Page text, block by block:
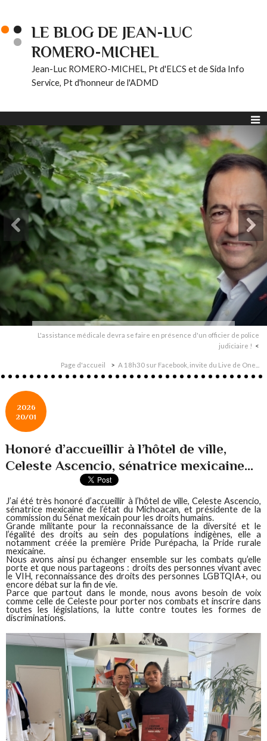
LE BLOG DE JEAN-LUC
ROMERO-MICHEL
Jean-Luc ROMERO-MICHEL, Pt d'ELCS et de Sida Info
Service, Pt d'honneur de l'ADMD
L'assistance médicale devra se faire en présence d'un officier de police
judiciaire !
Page d'accueil A 18h30 sur Facebook, invite du Live de One...
2026
20/01
Honoré d’accueillir à l’hôtel de ville,
Celeste Ascencio, sénatrice mexicaine...
J’ai été très honoré d’accueillir à l’hôtel de ville, Celeste Ascencio,
sénatrice mexicaine de l’état du Michoacan, et présidente de la
commission du Sénat mexicain pour les droits humains.
Grande militante pour la reconnaissance de la diversité et le
l’égalité des droits au sein des populations indigènes, elle a
notamment créée la première Pride Purépacha, la Pride rurale
mexicaine.
Nous avons ainsi pu échanger ensemble sur les combats qu’elle
porte et que nous partageons : droits des personnes vivant avec
le VIH, reconnaissance des droits des personnes LGBTQIA+, ou
encore débat sur la fin de vie.
Parce que partout dans le monde, nous avons besoin de voix
comme celle de Celeste pour porter nos combats et inscrire dans
toutes les législations, la lutte contre toutes les formes de
discriminations.